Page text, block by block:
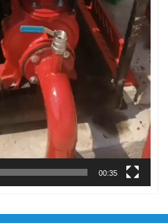
00:35